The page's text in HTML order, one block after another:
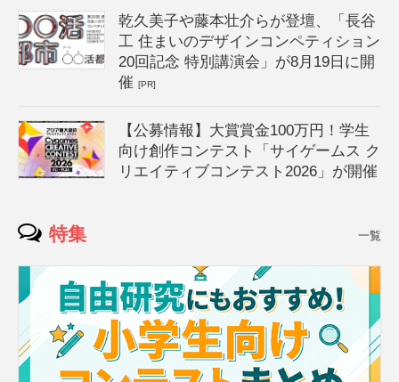
乾久美子や藤本壮介らが登壇、「長谷
工 住まいのデザインコンペティション
20回記念 特別講演会」が8月19日に開
催[PR]
【公募情報】大賞賞金100万円！学生
向け創作コンテスト「サイゲームス ク
リエイティブコンテスト2026」が開催
特集 一覧